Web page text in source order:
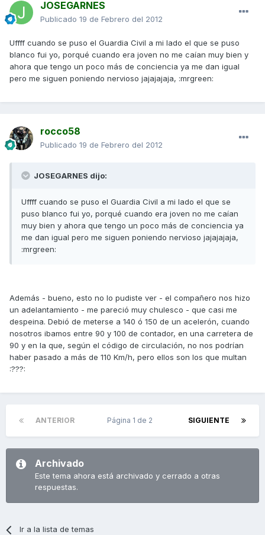
JOSEGARNES
Publicado 19 de Febrero del 2012
Uffff cuando se puso el Guardia Civil a mi lado el que se puso
blanco fui yo, porqué cuando era joven no me caían muy bien y
ahora que tengo un poco más de conciencia ya me dan igual
pero me siguen poniendo nervioso jajajajaja, :mrgreen:
rocco58
Publicado 19 de Febrero del 2012
JOSEGARNES dijo:
Uffff cuando se puso el Guardia Civil a mi lado el que se
puso blanco fui yo, porqué cuando era joven no me caían
muy bien y ahora que tengo un poco más de conciencia ya
me dan igual pero me siguen poniendo nervioso jajajajaja,
:mrgreen:
Además - bueno, esto no lo pudiste ver - el compañero nos hizo
un adelantamiento - me pareció muy chulesco - que casi me
despeina. Debió de meterse a 140 ó 150 de un acelerón, cuando
nosotros ibamos entre 90 y 100 de contador, en una carretera de
90 y en la que, según el código de circulación, no nos podrían
haber pasado a más de 110 Km/h, pero ellos son los que multan
:???:
ANTERIOR SIGUIENTE
Página 1 de 2
Archivado
Este tema ahora está archivado y cerrado a otras
respuestas.
Ir a la lista de temas